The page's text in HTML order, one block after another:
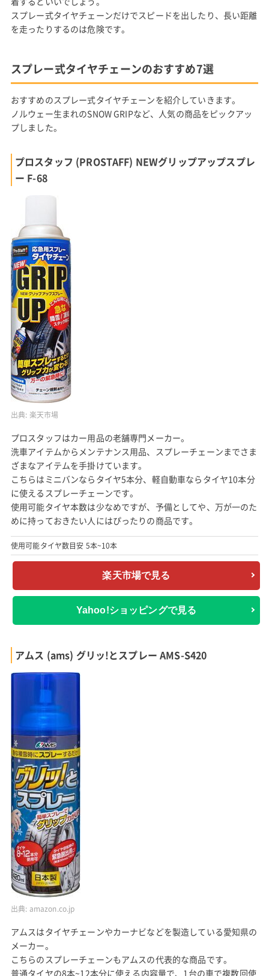
スプレー式タイヤチェーンだけでスピードを出したり、長い距離
を走ったりするのは危険です。
スプレー式タイヤチェーンのおすすめ7選
おすすめのスプレー式タイヤチェーンを紹介していきます。
ノルウェー生まれのSNOW GRIPなど、人気の商品をピックアッ
プしました。
プロスタッフ (PROSTAFF) NEWグリップアップスプレ
ー F-68
出典: 楽天市場
プロスタッフはカー用品の老舗専門メーカー。
洗車アイテムからメンテナンス用品、スプレーチェーンまでさま
ざまなアイテムを手掛けています。
こちらはミニバンならタイヤ5本分、軽自動車ならタイヤ10本分
に使えるスプレーチェーンです。
使用可能タイヤ本数は少なめですが、予備としてや、万が一のた
めに持っておきたい人にはぴったりの商品です。
使用可能タイヤ数目安 5本~10本
楽天市場で見る
Yahoo!ショッピングで見る
アムス (ams) グリッ!とスプレー AMS-S420
出典: amazon.co.jp
アムスはタイヤチェーンやカーナビなどを製造している愛知県の
メーカー。
こちらのスプレーチェーンもアムスの代表的な商品です。
普通タイヤの8本~12本分に使える内容量で、1台の車で複数回使